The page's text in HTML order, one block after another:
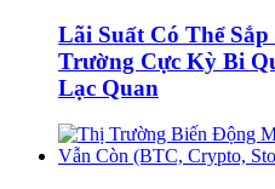
Lãi Suất Có Thể
Trường Cực Kỳ Bi
Lạc Quan